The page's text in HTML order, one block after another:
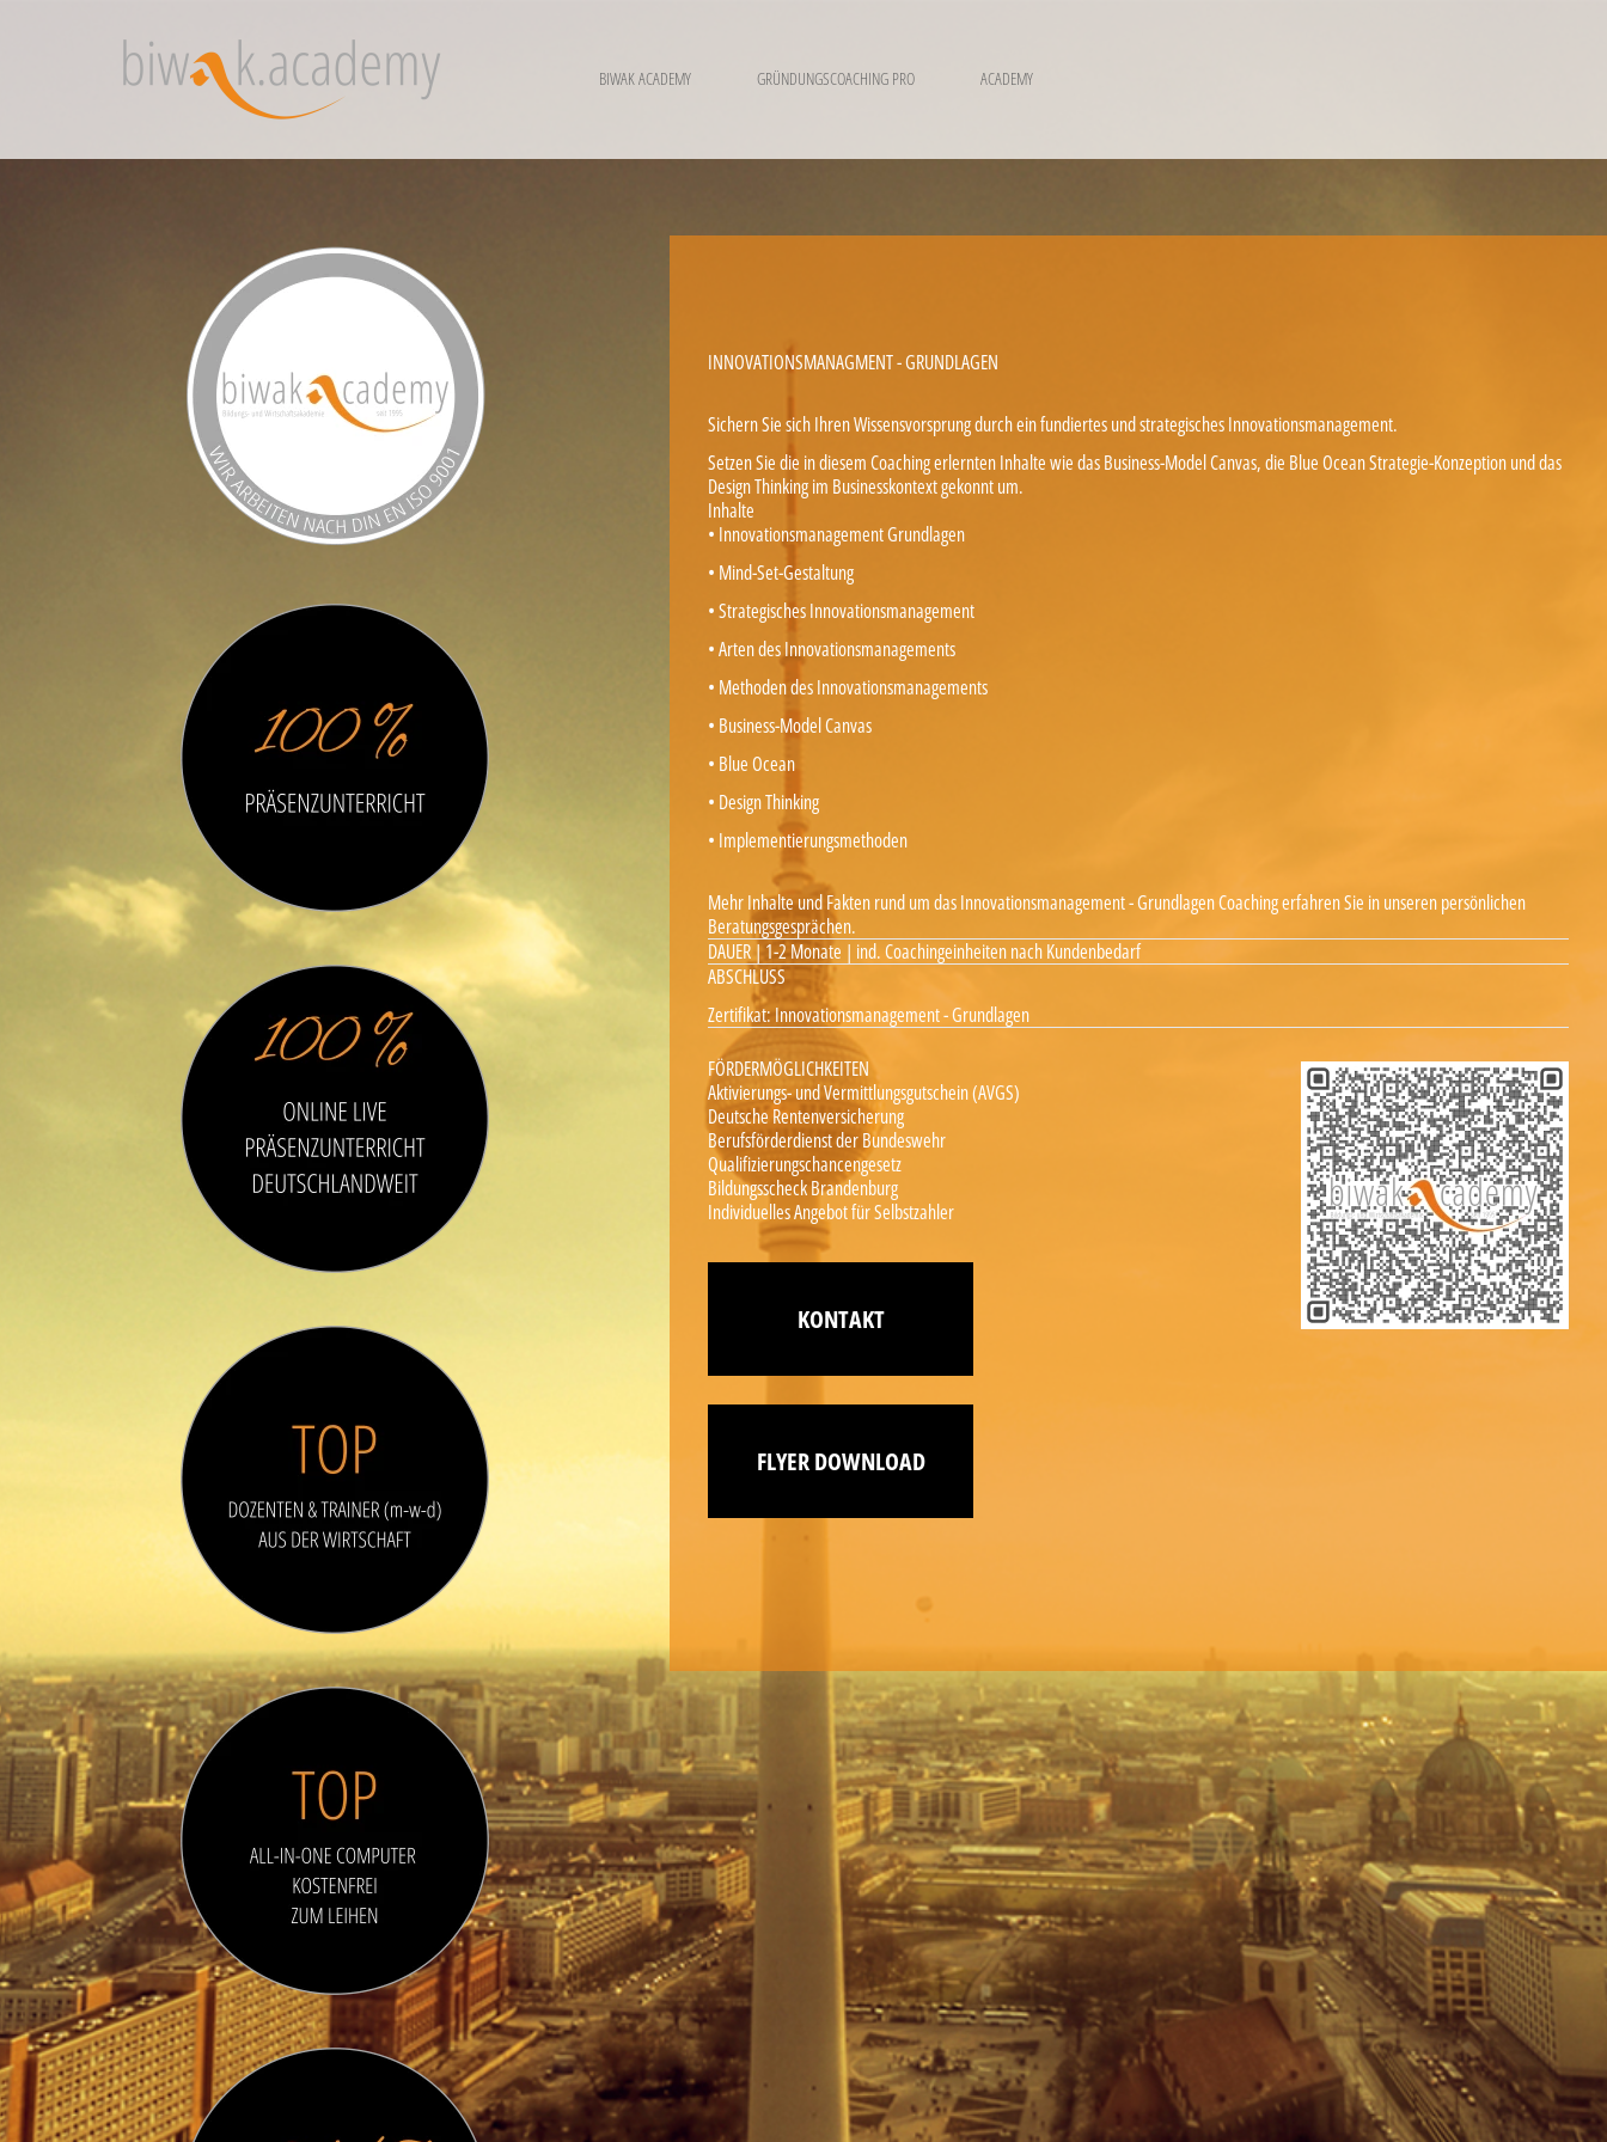
BIWAK ACADEMY GRÜNDUNGSCOACHING PRO ACADEMY
WORKSHOPS
INNOVATIONSMANAGMENT - GRUNDLAGEN
Sichern Sie sich Ihren Wissensvorsprung durch ein fundiertes und strategisches Innovationsmanagement.
Setzen Sie die in diesem Coaching erlernten Inhalte wie das Business-Model Canvas, die Blue Ocean Strategie-Konzeption und das
Design Thinking im Businesskontext gekonnt um.
Inhalte
• Innovationsmanagement Grundlagen
• Mind-Set-Gestaltung
• Strategisches Innovationsmanagement
• Arten des Innovationsmanagements
• Methoden des Innovationsmanagements
• Business-Model Canvas
• Blue Ocean
• Design Thinking
• Implementierungsmethoden
Mehr Inhalte und Fakten rund um das Innovationsmanagement - Grundlagen Coaching erfahren Sie in unseren persönlichen
Beratungsgesprächen.
DAUER | 1-2 Monate | ind. Coachingeinheiten nach Kundenbedarf
ABSCHLUSS
Zertifikat: Innovationsmanagement - Grundlagen
FÖRDERMÖGLICHKEITEN
Aktivierungs- und Vermittlungsgutschein (AVGS)
Deutsche Rentenversicherung
Berufsförderdienst der Bundeswehr
Qualifizierungschancengesetz
Bildungsscheck Brandenburg
Individuelles Angebot für Selbstzahler
KONTAKT
FLYER DOWNLOAD